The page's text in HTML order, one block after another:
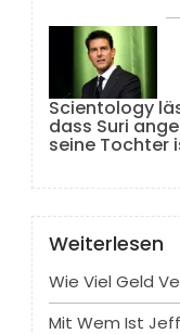
Scientology
dass Suri
seine Tochter
Weiterlesen
Wie Viel Geld
Mit Wem Ist